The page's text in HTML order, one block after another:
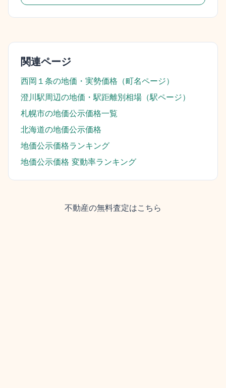
関連ページ
西岡１条の地価・実勢価格（町名ページ）
澄川駅周辺の地価・駅距離別相場（駅ページ）
札幌市の地価公示価格一覧
北海道の地価公示価格
地価公示価格ランキング
地価公示価格 変動率ランキング
不動産の無料査定はこちら